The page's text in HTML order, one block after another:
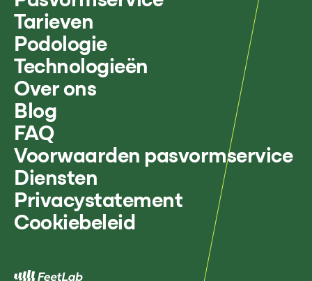
Tarieven
Podologie
Technologieën
Over ons
Blog
FAQ
Voorwaarden pasvormservice
Diensten
Privacystatement
Cookiebeleid